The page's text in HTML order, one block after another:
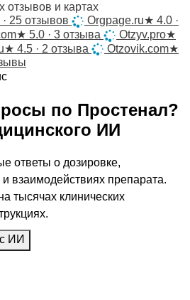
отзывов и картах
· 25 отзывов Orgpage.ru★ 4.0 ·
★ 5.0 · 3 отзыва Otzyv.pro★
★ 4.5 · 2 отзыва Otzovik.com★
по Простенал?
ИИ
ответы о дозировке,
взаимодействиях препарата.
тысячах клинических
ИИ